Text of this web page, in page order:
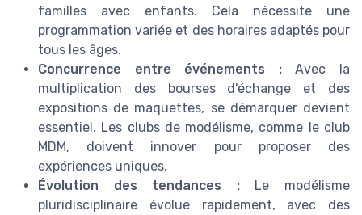
familles avec enfants. Cela nécessite une
programmation variée et des horaires adaptés pour
tous les âges.
Concurrence entre événements :Avec la
multiplication des bourses d'échange et des
expositions de maquettes, se démarquer devient
essentiel. Les clubs de modélisme, comme le club
MDM, doivent innover pour proposer des
expériences uniques.
Évolution des tendances :Le modélisme
pluridisciplinaire évolue rapidement, avec des